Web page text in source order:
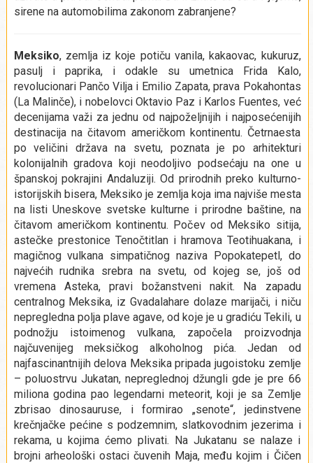
sirene na automobilima zakonom zabranjene?
Meksiko, zemlja iz koje potiču vanila, kakaovac, kukuruz,
pasulj i paprika, i odakle su umetnica Frida Kalo,
revolucionari Pančo Vilja i Emilio Zapata, prava Pokahontas
(La Malinče), i nobelovci Oktavio Paz i Karlos Fuentes, već
decenijama važi za jednu od najpoželjnijih i najposećenijih
destinacija na čitavom američkom kontinentu. Četrnaesta
po veličini država na svetu, poznata je po arhitekturi
kolonijalnih gradova koji neodoljivo podsećaju na one u
španskoj pokrajini Andaluziji. Od prirodnih preko kulturno-
istorijskih bisera, Meksiko je zemlja koja ima najviše mesta
na listi Uneskove svetske kulturne i prirodne baštine, na
čitavom američkom kontinentu. Počev od Meksiko sitija,
astečke prestonice Tenočtitlan i hramova Teotihuakana, i
magičnog vulkana simpatičnog naziva Popokatepetl, do
najvećih rudnika srebra na svetu, od kojeg se, još od
vremena Asteka, pravi božanstveni nakit. Na zapadu
centralnog Meksika, iz Gvadalahare dolaze marijači, i niču
nepregledna polja plave agave, od koje je u gradiću Tekili, u
podnožju istoimenog vulkana, započela proizvodnja
najčuvenijeg meksičkog alkoholnog pića. Jedan od
najfascinantnijih delova Meksika pripada jugoistoku zemlje
– poluostrvu Jukatan, nepreglednoj džungli gde je pre 66
miliona godina pao legendarni meteorit, koji je sa Zemlje
zbrisao dinosauruse, i formirao „senote“, jedinstvene
krečnjačke pećine s podzemnim, slatkovodnim jezerima i
rekama, u kojima ćemo plivati. Na Jukatanu se nalaze i
brojni arheološki ostaci čuvenih Maja, među kojim i Čičen